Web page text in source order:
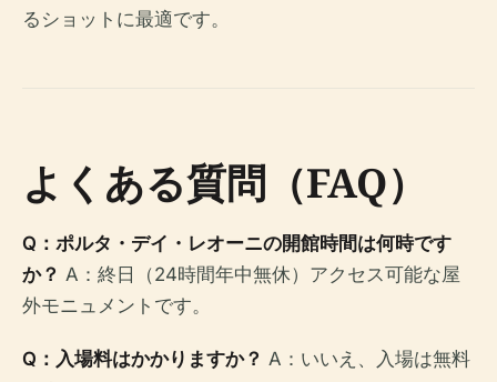
るショットに最適です。
よくある質問（FAQ）
Q：ポルタ・デイ・レオーニの開館時間は何時です
か？ A：終日（24時間年中無休）アクセス可能な屋
外モニュメントです。
Q：入場料はかかりますか？ A：いいえ、入場は無料